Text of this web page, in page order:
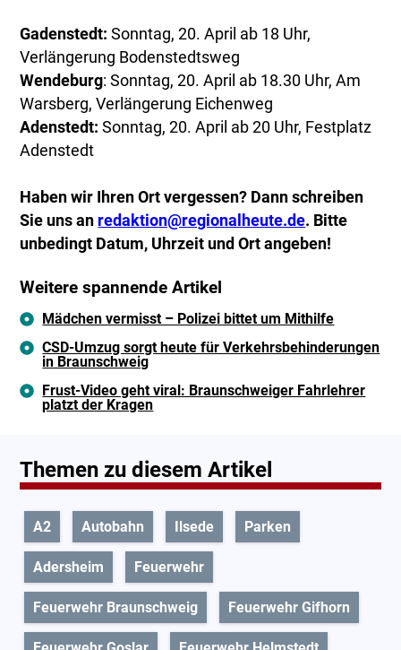
Gadenstedt: Sonntag, 20. April ab 18 Uhr,
Verlängerung Bodenstedtsweg
Wendeburg: Sonntag, 20. April ab 18.30 Uhr, Am
Warsberg, Verlängerung Eichenweg
Adenstedt: Sonntag, 20. April ab 20 Uhr, Festplatz
Adenstedt
Haben wir Ihren Ort vergessen? Dann schreiben
Sie uns an redaktion@regionalheute.de. Bitte
unbedingt Datum, Uhrzeit und Ort angeben!
Weitere spannende Artikel
Mädchen vermisst – Polizei bittet um Mithilfe
CSD-Umzug sorgt heute für Verkehrsbehinderungen
in Braunschweig
Frust-Video geht viral: Braunschweiger Fahrlehrer
platzt der Kragen
Themen zu diesem Artikel
A2 Autobahn Ilsede Parken
Adersheim Feuerwehr
Feuerwehr Braunschweig Feuerwehr Gifhorn